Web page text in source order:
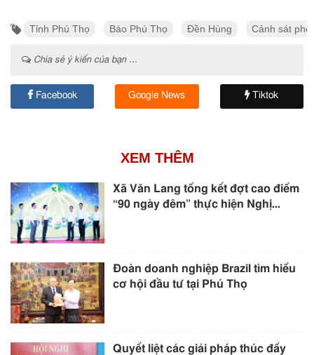
Tỉnh Phú Thọ Báo Phú Thọ Đền Hùng Cảnh sát
Chia sẻ ý kiến của bạn ...
Facebook Google News Tiktok
XEM THÊM
Xã Văn Lang tổng kết đợt cao điểm
“90 ngày đêm” thực hiện Nghị...
Đoàn doanh nghiệp Brazil tìm hiểu
cơ hội đầu tư tại Phú Thọ
Quyết liệt các giải pháp thúc đẩy